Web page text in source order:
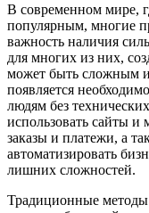
В современном мире,
популярным, многие
важность наличия
для многих из них,
может быть сложным
появляется
людям без
использовать сайты и
заказы и платежи, а
автоматизировать
лишних сложностей.
Традиционные методы